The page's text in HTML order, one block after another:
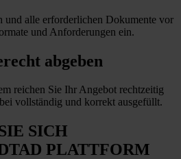
und alle erforderlichen Dokumente vor
und Anforderungen ein.
abgeben
reichen Sie Ihr Angebot rechtzeitig
vollständig und korrekt ausgefüllt.
SICH
PLATTFORM